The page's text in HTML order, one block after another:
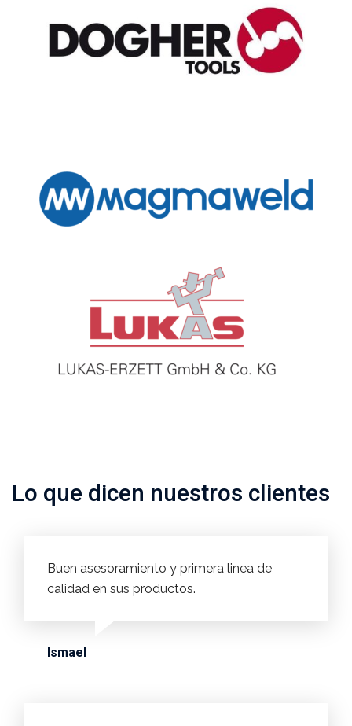
Lo que dicen nuestros clientes
Buen asesoramiento y primera linea de
calidad en sus productos.
Ismael